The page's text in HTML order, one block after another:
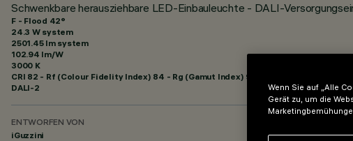
Schwenkbare herausziehbare LED-Einbauleuchte - DALI-
F - Flood 42°
24.3 W system
2501.45 lm system
102.94 lm/W
3000 K
CRI 82 - Rf (Colour Fidelity Index) 84 - Rg (Gamut Index) 95
DALI-2
ENTWORFEN VON
iGuzzini
Wenn Sie auf „Alle
Gerät zu, um die